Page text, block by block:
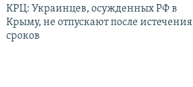
КРЦ: Украинцев, осужденных РФ в
Крыму, не отпускают после истечения
сроков